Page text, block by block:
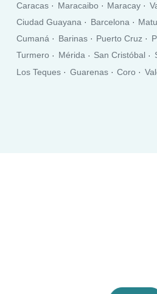
Caracas Maracaibo Maracay
Ciudad Guayana
Barcelona
Cumaná
Barinas Puerto Cruz
Turmero
Mérida San Cristóbal
Los Teques
Guarenas Coro